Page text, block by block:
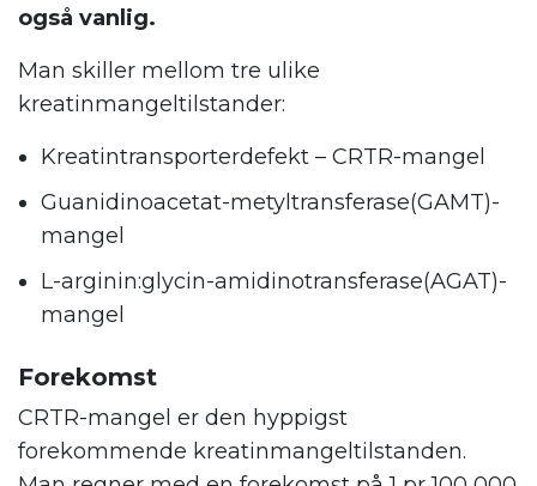
også vanlig.
Man skiller mellom tre ulike
kreatinmangeltilstander:
Kreatintransporterdefekt – CRTR-mangel
Guanidinoacetat-metyltransferase(GAMT)-
mangel
L-arginin:glycin-amidinotransferase(AGAT)-
mangel
Forekomst
CRTR-mangel er den hyppigst
forekommende kreatinmangeltilstanden.